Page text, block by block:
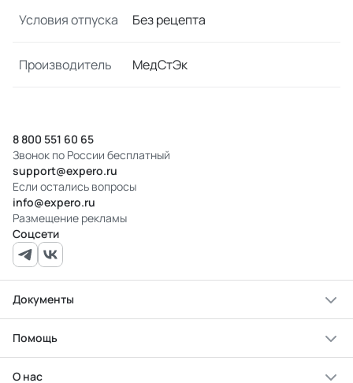
Условия отпуска Без рецепта
Производитель МедСтЭк
8 800 551 60 65
Звонок по России бесплатный
support@expero.ru
Если остались вопросы
info@expero.ru
Размещение рекламы
Соцсети
Документы
Помощь
О нас